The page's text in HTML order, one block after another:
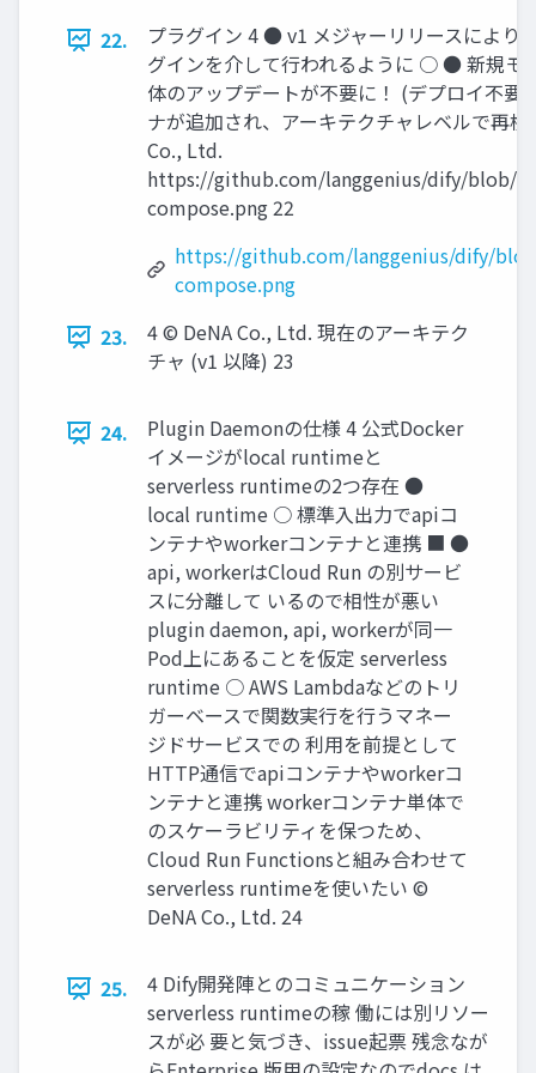
22.
プラグイン 4 ● v1 メジャーリリースにより
グインを介して行われるように ○ ● 新規モ
体のアップデートが不要に！ (デプロイ不
ナが追加され、アーキテクチャレベルで再
Co., Ltd.
https://github.com/langgenius/dify/blob/
compose.png 22
https://github.com/langgenius/dify/
compose.png
23.
4 © DeNA Co., Ltd. 現在のアーキテク
チャ (v1 以降) 23
24.
Plugin Daemonの仕様 4 公式Docker
イメージがlocal runtimeと
serverless runtimeの2つ存在 ●
local runtime ○ 標準入出力でapiコ
ンテナやworkerコンテナと連携 ■ ●
api, workerはCloud Run の別サービ
スに分離して いるので相性が悪い
plugin daemon, api, workerが同一
Pod上にあることを仮定 serverless
runtime ○ AWS Lambdaなどのトリ
ガーベースで関数実行を行うマネー
ジドサービスでの 利用を前提として
HTTP通信でapiコンテナやworkerコ
ンテナと連携 workerコンテナ単体で
のスケーラビリティを保つため、
Cloud Run Functionsと組み合わせて
serverless runtimeを使いたい ©
DeNA Co., Ltd. 24
25.
4 Dify開発陣とのコミュニケーション
serverless runtimeの稼 働には別リソー
スが必 要と気づき、issue起票 残念なが